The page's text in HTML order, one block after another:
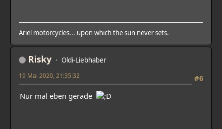
Ariel motorcycles... upon which the sun never sets.
Risky Oldi-Liebhaber
#6
19 Mai 2020, 21:35:32
Nur mal eben gerade